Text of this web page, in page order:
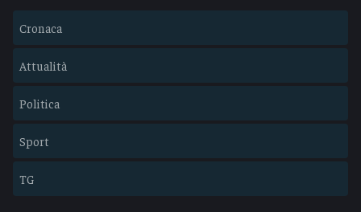
Cronaca
Attualità
Politica
Sport
TG